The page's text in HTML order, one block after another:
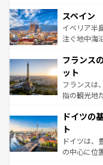
ろん、トス
景など、自
ピザやパス
ませてくれ
なお、新着
しい。
スペイン
イベリア半
注ぐ地中海
文化が根付
れる闘牛、
る。首都マ
アートに溢
せる。地方
ンテンツ一覧
フランス
ット
フランスは
指の観光地
で、幅広い
聖堂、美し
から魅了す
れ、フラン
ドイツの
ト
ドイツは、
の中心に位